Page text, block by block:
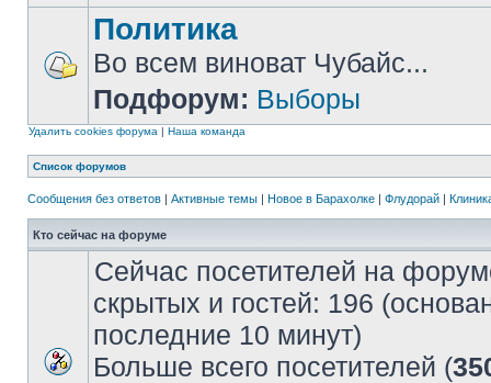
Политика
Во всем виноват Чубайс...
Подфорум: Выборы
Удалить cookies форума | Наша команда
Список форумов
Сообщения без ответов | Активные темы | Новое в Барахолке | Флудорай |
Кто сейчас на форуме
Сейчас посетителей на
скрытых и гостей: 196
последние 10 минут)
Больше всего посетителей (